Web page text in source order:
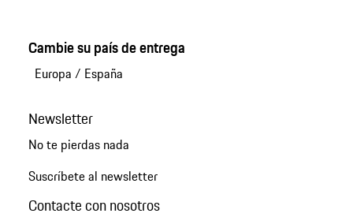
Cambie su país de entrega
Europa / España
Newsletter
No te pierdas nada
Suscríbete al newsletter
Contacte con nosotros